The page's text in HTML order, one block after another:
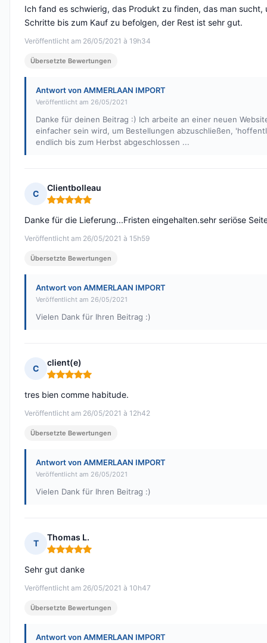
Veröffentlicht am 26/05/2021 à 19h34
Ich fand es schwierig, das Produkt zu finden, das man sucht,
Schritte bis zum Kauf zu befolgen, der Rest ist sehr gut.
Übersetzte Bewertungen
Antwort von AMMERLAAN IMPORT
Veröffentlicht am 26/05/2021
Danke für deinen Beitrag :) Ich arbeite an einer neuen
einfacher sein wird, um Bestellungen abzuschließen,
endlich bis zum Herbst abgeschlossen ...
C
Clientbolleau
Hinweis: 5 von 5
Veröffentlicht am 26/05/2021 à 15h59
Danke für die Lieferung...Fristen eingehalten.sehr seriöse
Übersetzte Bewertungen
Antwort von AMMERLAAN IMPORT
Veröffentlicht am 26/05/2021
Vielen Dank für Ihren Beitrag :)
C
client(e)
Hinweis: 5 von 5
Veröffentlicht am 26/05/2021 à 12h42
tres bien comme habitude.
Übersetzte Bewertungen
Antwort von AMMERLAAN IMPORT
Veröffentlicht am 26/05/2021
Vielen Dank für Ihren Beitrag :)
T
Thomas L.
Hinweis: 5 von 5
Veröffentlicht am 26/05/2021 à 10h47
Sehr gut danke
Übersetzte Bewertungen
Antwort von AMMERLAAN IMPORT